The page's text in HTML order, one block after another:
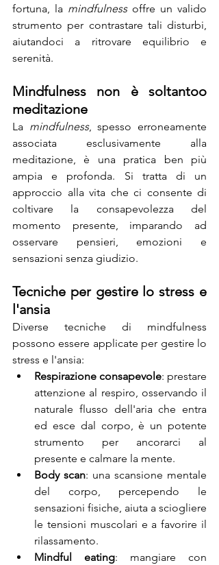
fortuna, la mindfulness offre un valido
strumento per contrastare tali disturbi,
aiutandoci a ritrovare equilibrio e
serenità.
Mindfulness non è soltantoo
meditazione
La mindfulness, spesso erroneamente
associata esclusivamente alla
meditazione, è una pratica ben più
ampia e profonda. Si tratta di un
approccio alla vita che ci consente di
coltivare la consapevolezza del
momento presente, imparando ad
osservare pensieri, emozioni e
sensazioni senza giudizio.
Tecniche per gestire lo stress e
l'ansia
Diverse tecniche di mindfulness
possono essere applicate per gestire lo
stress e l'ansia:
Respirazione consapevole: prestare
attenzione al respiro, osservando il
naturale flusso dell'aria che entra
ed esce dal corpo, è un potente
strumento per ancorarci al
presente e calmare la mente.
Body scan: una scansione mentale
del corpo, percependo le
sensazioni fisiche, aiuta a sciogliere
le tensioni muscolari e a favorire il
rilassamento.
Mindful eating: mangiare con